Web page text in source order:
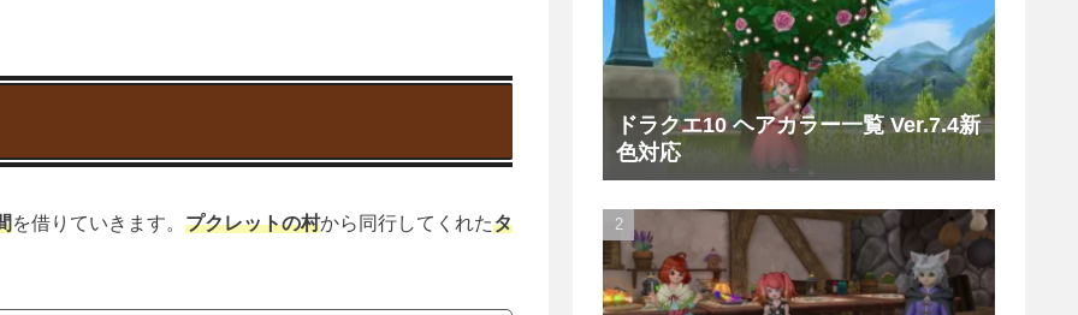
を借りていきます。 プクレットの村から同行してくれたタ
ドラクエ10 ヘアカラー一覧 Ver.7.4新
色対応